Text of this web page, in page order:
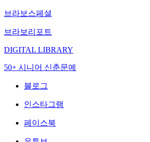
브라보스페셜
브라보리포트
DIGITAL LIBRARY
50+ 시니어 신춘문예
블로그
인스타그램
페이스북